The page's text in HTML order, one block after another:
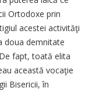
Ortodoxe prin
acestei activităţi
doua demnitate
fapt, toată elita
această vocaţie
Bisericii, în